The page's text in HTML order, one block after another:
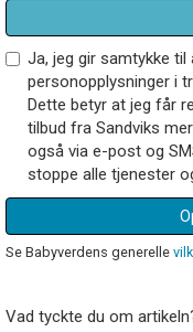
Ja, jeg gir samtykke til
personopplysninger i
Dette betyr at jeg får
tilbud fra Sandviks
også via e-post og
stoppe alle tjenester
Se Babyverdens generelle
Vad tyckte du om